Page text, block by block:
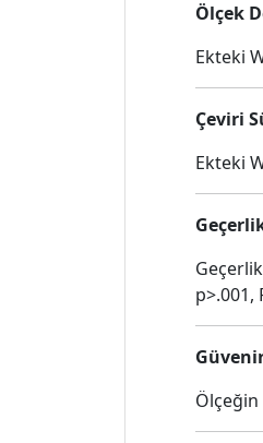
Ölçek
Ekteki
Çeviri
Ekteki
p>.001,